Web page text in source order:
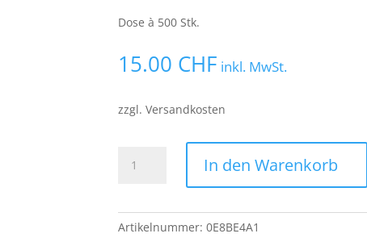
Dose à 500 Stk.
15.00 CHF inkl. MwSt.
zzgl. Versandkosten
Match
S100
Menge
In den Warenkorb
Artikelnummer:0E8BE4A1